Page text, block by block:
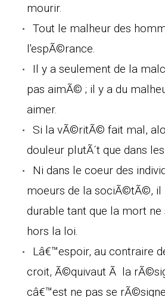
mourir.
Tout le malheur des
l'espÃ©rance.
Il y a seulement de la
pas aimÃ© ; il y a du
aimer.
Si la vÃ©ritÃ© fait mal,
douleur plutÃ´t que dans
Ni dans le coeur des
moeurs de la sociÃ©tÃ©, il
durable tant que la mort ne
hors la loi.
Lâ€™espoir, au contraire
croit, Ã©quivaut Ã la
câ€™est ne pas se